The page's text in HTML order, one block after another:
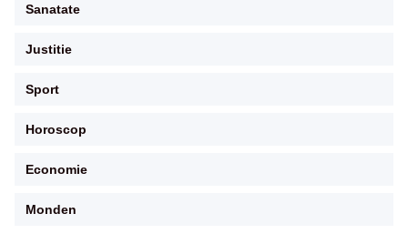
Sanatate
Justitie
Sport
Horoscop
Economie
Monden